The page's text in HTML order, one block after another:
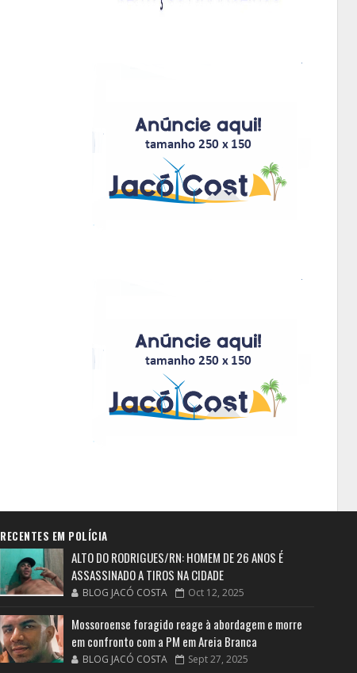
RECENTES EM POLÍCIA
ALTO DO RODRIGUES/RN: HOMEM DE 26 ANOS É
ASSASSINADO A TIROS NA CIDADE
BLOG JACÓ COSTA Oct 12, 2025
Mossoroense foragido reage à abordagem e morre
em confronto com a PM em Areia Branca
BLOG JACÓ COSTA Sept 27, 2025